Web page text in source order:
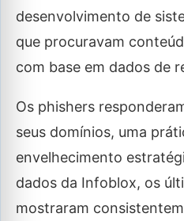
desenvolvimento de
que procuravam
com base em dados de
Os phishers
seus domínios, uma
envelhecimento
dados da Infoblox, os
mostraram